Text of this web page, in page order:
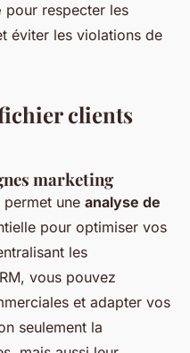
pour respecter les
éviter les violations de
clients
marketing
une analyse de
pour optimiser vos
les
vous pouvez
et adapter vos
seulement la